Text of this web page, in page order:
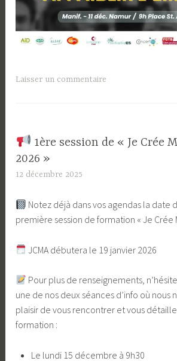
Laisser un commentaire
1ère session de « Je Crée
2026 »
12 décembre 2025
S
o
r
e
Notez déjà dans vos agendas la date
première session de formation « Je Crée
​ JCMA débutera le 19 janvier 2026
Pour plus de renseignements,
une de nos deux séances d’info où nous
plaisir de vous rencontrer et vous
formation :
Le lundi 15 décembre à 9h30